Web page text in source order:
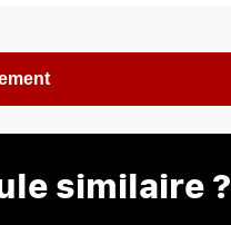
similaire ?